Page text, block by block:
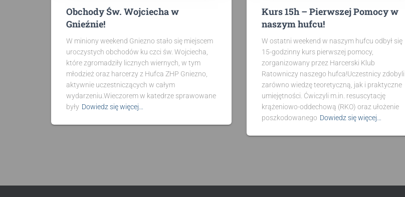
Obchody Św. Wojciecha w
Gnieźnie!
W miniony weekend Gniezno stało się miejscem
uroczystych obchodów ku czci św. Wojciecha,
które zgromadziły licznych wiernych, w tym
młodzież oraz harcerzy z Hufca ZHP Gniezno,
aktywnie uczestniczących w całym
wydarzeniu.Wieczorem w katedrze sprawowane
były Dowiedz się więcej…
Kurs 15h – Pierwszej Pomocy w
naszym hufcu!
W ostatni weekend w naszym hufcu odbył się
15-godzinny kurs pierwszej pomocy,
zorganizowany przez Harcerski Klub
Ratowniczy naszego hufca!Uczestnicy zdobyli
zarówno wiedzę teoretyczną, jak i praktyczne
umiejętności. Ćwiczyli m.in. resuscytację
krążeniowo-oddechową (RKO) oraz ułożenie
poszkodowanego Dowiedz się więcej…